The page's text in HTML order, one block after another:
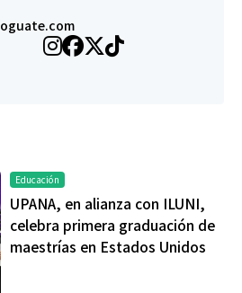
Educación
UPANA, en alianza con ILUNI,
celebra primera graduación de
maestrías en Estados Unidos